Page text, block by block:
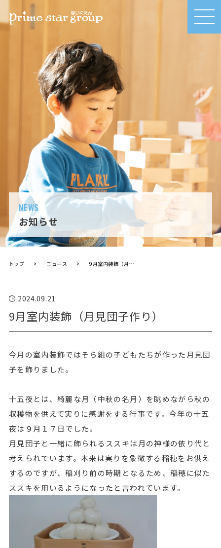
MEN
U
NEWS
お知らせ
トップ ニュース 9月室内装飾（月見団子作り）
2024.09.21
9月室内装飾（月見団子作り）
今月の室内装飾ではそら組の子どもたちが作った月見団
子を飾りました。
十五夜とは、綺麗な月（中秋の名月）を眺めながら秋の
収穫物を供えて実りに感謝をする行事です。今年の十五
夜は９月１７日でした。
月見団子と一緒に飾られるススキは月の神様の依り代と
考えられています。本来は実りを象徴する稲穂をお供え
するのですが、稲刈り前の時期となるため、稲穂に似た
ススキを用いるようになったと言われています。